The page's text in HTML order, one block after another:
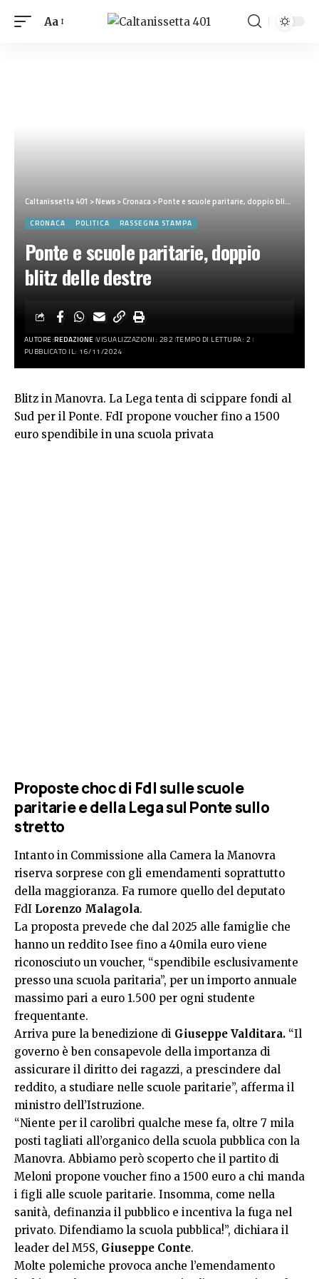
Aa
Caltanissetta 401 >News>Cronaca>Ponte e scuole paritarie, doppio blitz delle destre
CRONACA POLITICA RASSEGNA STAMPA
Ponte e scuole paritarie, doppio
blitz delle destre
AUTORE:REDAZIONE VISUALIZZAZIONI: 282 TEMPO DI LETTURA: 2
PUBBLICATO IL: 16/11/2024
Blitz in Manovra. La Lega tenta di scippare fondi al
Sud per il Ponte. FdI propone voucher fino a 1500
euro spendibile in una scuola privata
Proposte choc di FdI sulle scuole
paritarie e della Lega sul Ponte sullo
stretto
Intanto in Commissione alla Camera la Manovra
riserva sorprese con gli emendamenti soprattutto
della maggioranza. Fa rumore quello del deputato
FdI Lorenzo Malagola.
La proposta prevede che dal 2025 alle famiglie che
hanno un reddito Isee fino a 40mila euro viene
riconosciuto un voucher, “spendibile esclusivamente
presso una scuola paritaria”, per un importo annuale
massimo pari a euro 1.500 per ogni studente
frequentante.
Arriva pure la benedizione di Giuseppe Valditara. “Il
governo è ben consapevole della importanza di
assicurare il diritto dei ragazzi, a prescindere dal
reddito, a studiare nelle scuole paritarie”, afferma il
ministro dell’Istruzione.
“Niente per il carolibri qualche mese fa, oltre 7 mila
posti tagliati all’organico della scuola pubblica con la
Manovra. Abbiamo però scoperto che il partito di
Meloni propone voucher fino a 1500 euro a chi manda
i figli alle scuole paritarie. Insomma, come nella
sanità, definanzia il pubblico e incentiva la fuga nel
privato. Difendiamo la scuola pubblica!”, dichiara il
leader del M5S, Giuseppe Conte.
Molte polemiche provoca anche l’emendamento